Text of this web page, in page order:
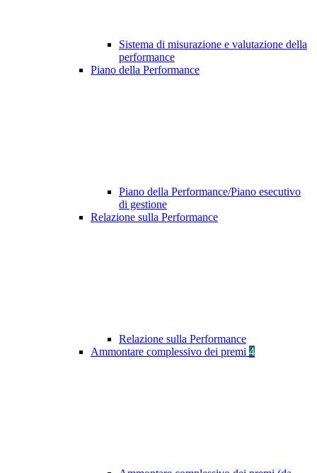
Sistema di misurazione e valutazione della
performance
Piano della Performance
Piano della Performance/Piano esecutivo
di gestione
Relazione sulla Performance
Relazione sulla Performance
Ammontare complessivo dei premi 4